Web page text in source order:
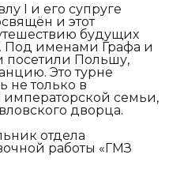
I и его супруге
и этот
будущих
Под именами Графа и
посетили Польшу,
Это турне
не только в
семьи,
дворца.
отдела
работы «ГМЗ